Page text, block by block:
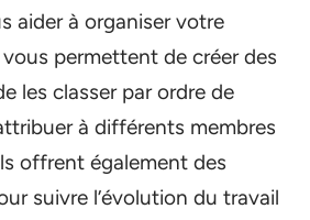
aider à organiser votre
permettent de créer des
les classer par ordre de
à différents membres
offrent également des
suivre l’évolution du travail